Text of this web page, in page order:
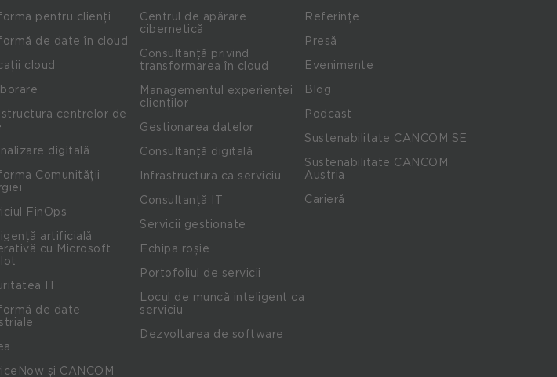
pentru clienți
de date în cloud
cloud
centrelor de
digitală
Comunității
FinOps
artificială
cu Microsoft
IT
de date
și CANCOM
Centrul de apărare
cibernetică
Consultanță privind
transformarea în cloud
Managementul experienței
clienților
Gestionarea datelor
Consultanță digitală
Infrastructura ca serviciu
Consultanță IT
Servicii gestionate
Echipa roșie
Portofoliul de servicii
Locul de muncă inteligent ca
serviciu
Dezvoltarea de software
Referințe
Presă
Evenimente
Blog
Podcast
Sustenabilitate CANCOM SE
Sustenabilitate CANCOM
Austria
Carieră